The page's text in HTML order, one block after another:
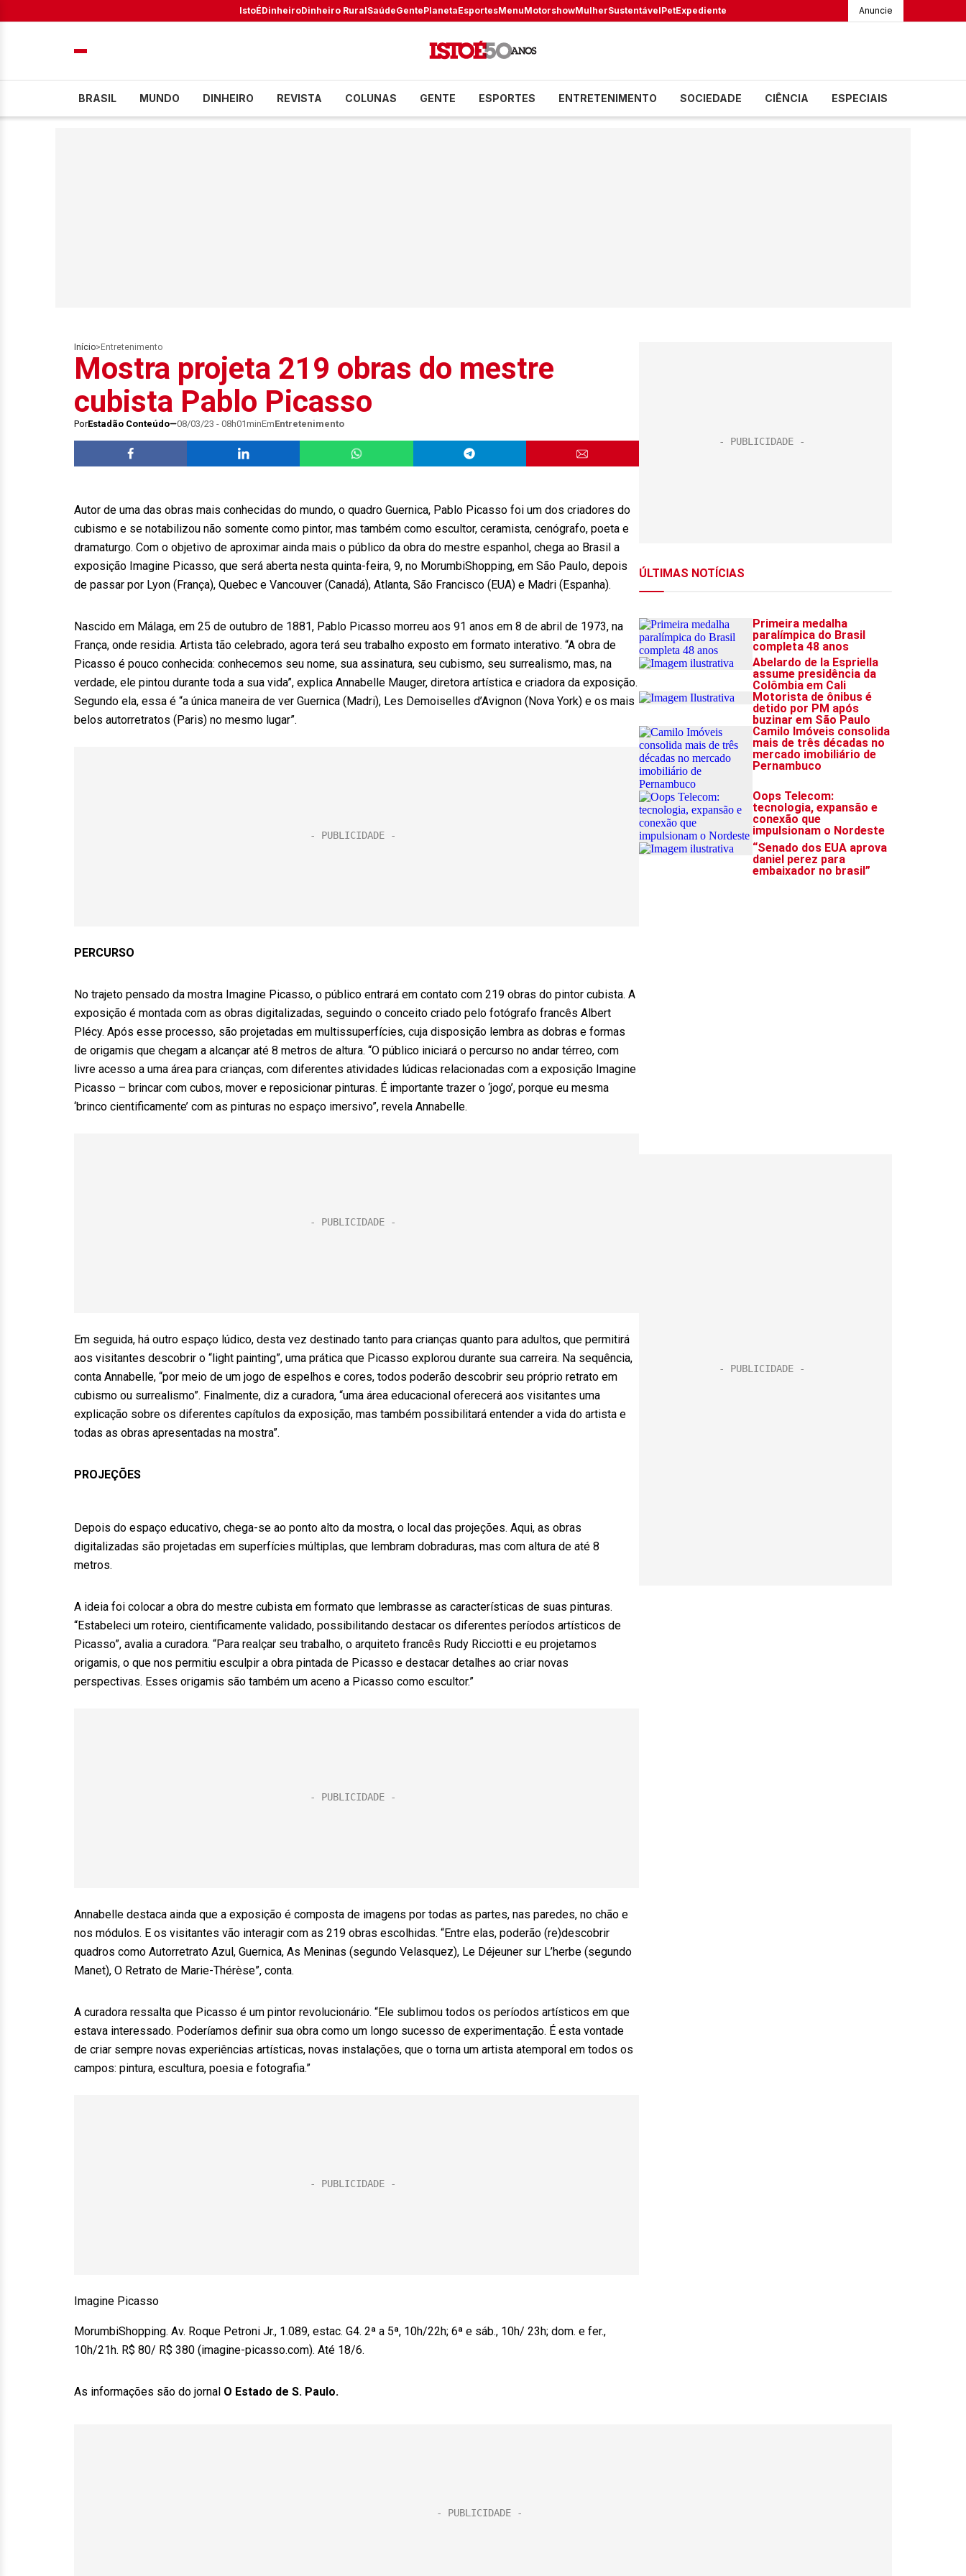
IstoÉDinheiroDinheiro RuralSaúdeGentePlanetaEsportesMenuMotorshowMulherSustentávelPetExpediente Anuncie
BRASIL MUNDO DINHEIRO REVISTA COLUNAS GENTE ESPORTES ENTRETENIMENTO SOCIEDADE CIÊNCIA ESPECIAIS
Início> Entretenimento
Mostra projeta 219 obras do mestre
cubista Pablo Picasso
PorEstadão Conteúdo 08/03/23 - 08h01minEmEntretenimento
Autor de uma das obras mais conhecidas do mundo, o quadro Guernica, Pablo Picasso foi um dos criadores do
cubismo e se notabilizou não somente como pintor, mas também como escultor, ceramista, cenógrafo, poeta e
dramaturgo. Com o objetivo de aproximar ainda mais o público da obra do mestre espanhol, chega ao Brasil a
exposição Imagine Picasso, que será aberta nesta quinta-feira, 9, no MorumbiShopping, em São Paulo, depois
de passar por Lyon (França), Quebec e Vancouver (Canadá), Atlanta, São Francisco (EUA) e Madri (Espanha).
Nascido em Málaga, em 25 de outubro de 1881, Pablo Picasso morreu aos 91 anos em 8 de abril de 1973, na
França, onde residia. Artista tão celebrado, agora terá seu trabalho exposto em formato interativo. “A obra de
Picasso é pouco conhecida: conhecemos seu nome, sua assinatura, seu cubismo, seu surrealismo, mas, na
verdade, ele pintou durante toda a sua vida”, explica Annabelle Mauger, diretora artística e criadora da exposição.
Segundo ela, essa é “a única maneira de ver Guernica (Madri), Les Demoiselles d’Avignon (Nova York) e os mais
belos autorretratos (Paris) no mesmo lugar”.
PERCURSO
No trajeto pensado da mostra Imagine Picasso, o público entrará em contato com 219 obras do pintor cubista. A
exposição é montada com as obras digitalizadas, seguindo o conceito criado pelo fotógrafo francês Albert
Plécy. Após esse processo, são projetadas em multissuperfícies, cuja disposição lembra as dobras e formas
de origamis que chegam a alcançar até 8 metros de altura. “O público iniciará o percurso no andar térreo, com
livre acesso a uma área para crianças, com diferentes atividades lúdicas relacionadas com a exposição Imagine
Picasso – brincar com cubos, mover e reposicionar pinturas. É importante trazer o ‘jogo’, porque eu mesma
‘brinco cientificamente’ com as pinturas no espaço imersivo”, revela Annabelle.
Em seguida, há outro espaço lúdico, desta vez destinado tanto para crianças quanto para adultos, que permitirá
aos visitantes descobrir o “light painting”, uma prática que Picasso explorou durante sua carreira. Na sequência,
conta Annabelle, “por meio de um jogo de espelhos e cores, todos poderão descobrir seu próprio retrato em
cubismo ou surrealismo”. Finalmente, diz a curadora, “uma área educacional oferecerá aos visitantes uma
explicação sobre os diferentes capítulos da exposição, mas também possibilitará entender a vida do artista e
todas as obras apresentadas na mostra”.
PROJEÇÕES
Depois do espaço educativo, chega-se ao ponto alto da mostra, o local das projeções. Aqui, as obras
digitalizadas são projetadas em superfícies múltiplas, que lembram dobraduras, mas com altura de até 8
metros.
A ideia foi colocar a obra do mestre cubista em formato que lembrasse as características de suas pinturas.
“Estabeleci um roteiro, cientificamente validado, possibilitando destacar os diferentes períodos artísticos de
Picasso”, avalia a curadora. “Para realçar seu trabalho, o arquiteto francês Rudy Ricciotti e eu projetamos
origamis, o que nos permitiu esculpir a obra pintada de Picasso e destacar detalhes ao criar novas
perspectivas. Esses origamis são também um aceno a Picasso como escultor.”
Annabelle destaca ainda que a exposição é composta de imagens por todas as partes, nas paredes, no chão e
nos módulos. E os visitantes vão interagir com as 219 obras escolhidas. “Entre elas, poderão (re)descobrir
quadros como Autorretrato Azul, Guernica, As Meninas (segundo Velasquez), Le Déjeuner sur L’herbe (segundo
Manet), O Retrato de Marie-Thérèse”, conta.
A curadora ressalta que Picasso é um pintor revolucionário. “Ele sublimou todos os períodos artísticos em que
estava interessado. Poderíamos definir sua obra como um longo sucesso de experimentação. É esta vontade
de criar sempre novas experiências artísticas, novas instalações, que o torna um artista atemporal em todos os
campos: pintura, escultura, poesia e fotografia.”
Imagine Picasso
MorumbiShopping. Av. Roque Petroni Jr., 1.089, estac. G4. 2ª a 5ª, 10h/22h; 6ª e sáb., 10h/ 23h; dom. e fer.,
10h/21h. R$ 80/ R$ 380 (imagine-picasso.com). Até 18/6.
As informações são do jornal O Estado de S. Paulo.